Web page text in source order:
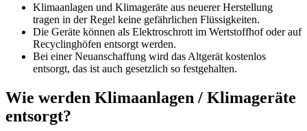
Klimaanlagen und Klimageräte aus neuerer Herstellung
tragen in der Regel keine gefährlichen Flüssigkeiten.
Die Geräte können als Elektroschrott im Wertstoffhof oder auf
Recyclinghöfen entsorgt werden.
Bei einer Neuanschaffung wird das Altgerät kostenlos
entsorgt, das ist auch gesetzlich so festgehalten.
Wie werden Klimaanlagen / Klimageräte
entsorgt?